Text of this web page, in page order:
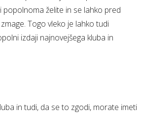
želite in se lahko pred
Togo vleko je lahko tudi
izdaji najnovejšega kluba in
in tudi, da se to zgodi, morate imeti